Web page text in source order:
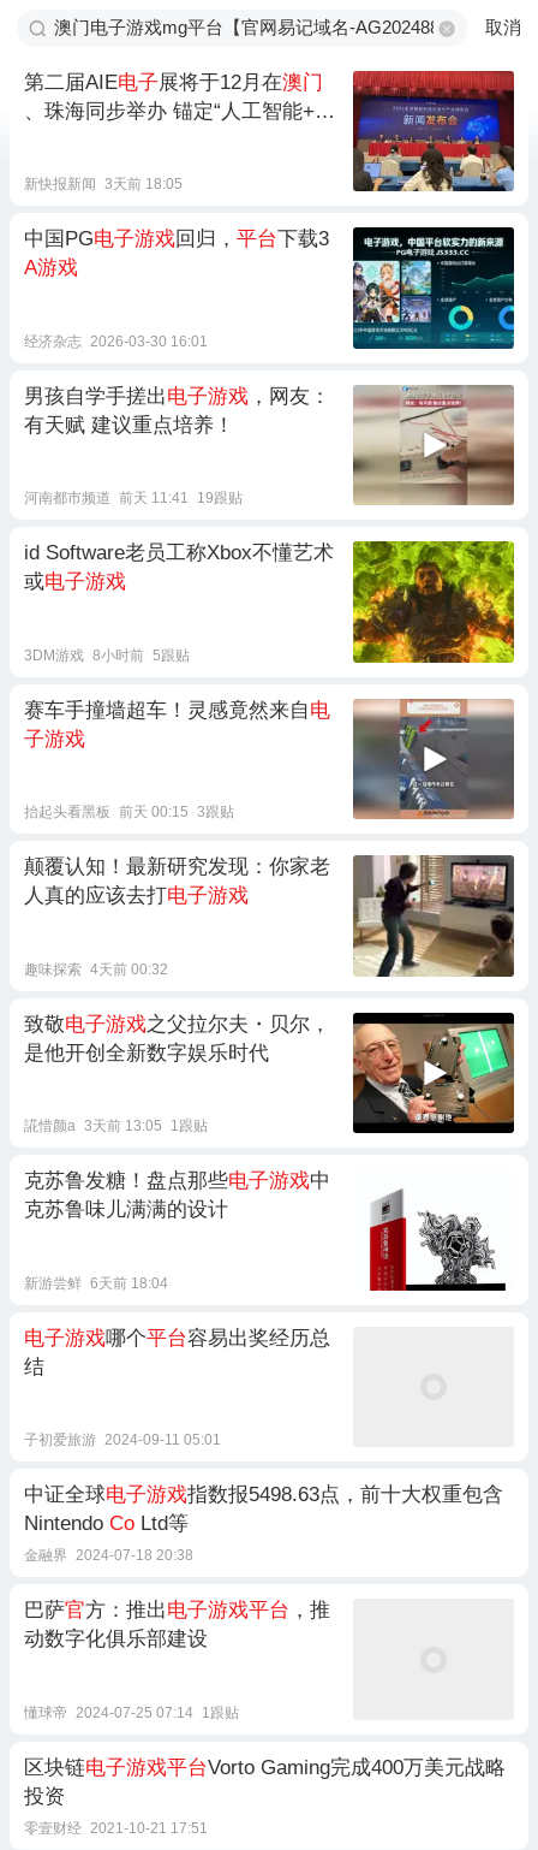
取消
第二届AIE电子展将于12月在澳门
、珠海同步举办 锚定“人工智能+”
新快报新闻 3天前 18:05
中国PG电子游戏回归， 平台下载3
A游戏
经济杂志 2026-03-30 16:01
男孩自学手搓出电子游戏 ，网友：
有天赋 建议重点培养！
河南都市频道 前天 11:41 19跟贴
id Software老员工称Xbox不懂艺术
或电子游戏
3DM游戏 8小时前 5跟贴
赛车手撞墙超车！灵感竟然来自电
子游戏
抬起头看黑板 前天 00:15 3跟贴
颠覆认知！最新研究发现：你家老
人真的应该去打电子游戏
趣味探索 4天前 00:32
致敬电子游戏之父拉尔夫・贝尔，
是他开创全新数字娱乐时代
誮惜颜a 3天前 13:05 1跟贴
克苏鲁发糖！盘点那些电子游戏中
克苏鲁味儿满满的设计
新游尝鲜 6天前 18:04
电子游戏哪个平台容易出奖经历总
结
子初爱旅游 2024-09-11 05:01
中证全球电子游戏指数报5498.63点，前十大权重包含
Nintendo Co Ltd等
金融界 2024-07-18 20:38
巴萨官方：推出电子游戏平台 ，推
动数字化俱乐部建设
懂球帝 2024-07-25 07:14 1跟贴
区块链电子游戏平台Vorto Gaming完成400万美元战略
投资
零壹财经 2021-10-21 17:51